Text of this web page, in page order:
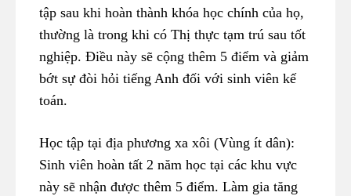
tập sau khi hoàn thành khóa học chính của họ,
thường là trong khi có Thị thực tạm trú sau tốt
nghiệp. Điều này sẽ cộng thêm 5 điểm và giảm
bớt sự đòi hỏi tiếng Anh đối với sinh viên kế
toán.
Học tập tại địa phương xa xôi (Vùng ít dân):
Sinh viên hoàn tất 2 năm học tại các khu vực
này sẽ nhận được thêm 5 điểm. Làm gia tăng